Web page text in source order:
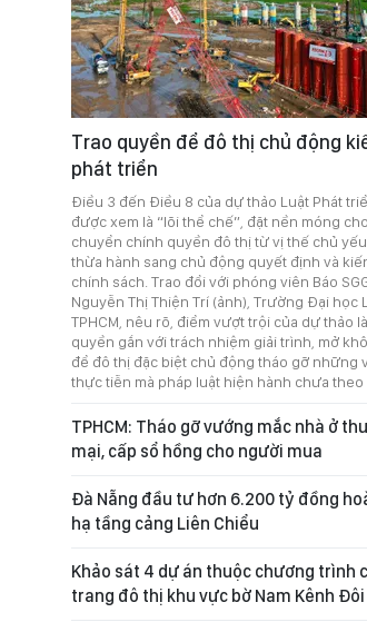
Trao quyền để đô thị chủ động
phát triển
Điều 3 đến Điều 8 của dự thảo Luật Phát
được xem là “lõi thể chế”, đặt nền móng
chuyển chính quyền đô thị từ vị thế chủ
thừa hành sang chủ động quyết định và
chính sách. Trao đổi với phóng viên Báo
Nguyễn Thị Thiện Trí (ảnh), Trường Đại học
TPHCM, nêu rõ, điểm vượt trội của dự thảo
quyền gắn với trách nhiệm giải trình, mở
để đô thị đặc biệt chủ động tháo gỡ những
thực tiễn mà pháp luật hiện hành chưa theo
TPHCM: Tháo gỡ vướng mắc nhà ở
mại, cấp sổ hồng cho người mua
Đà Nẵng đầu tư hơn 6.200 tỷ đồng
hạ tầng cảng Liên Chiểu
Khảo sát 4 dự án thuộc chương trình
trang đô thị khu vực bờ Nam Kênh Đôi